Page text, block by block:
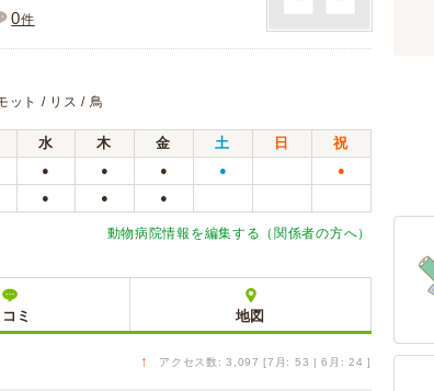
0件
ット / リス / 鳥
水 木 金 土 日
祝
● ● ● ● ●
● ● ●
動物病院情報を編集する（関係者の方へ）
ミ 地図
↑ アクセス数: 3,097 [7月: 53 | 6月: 24 ]